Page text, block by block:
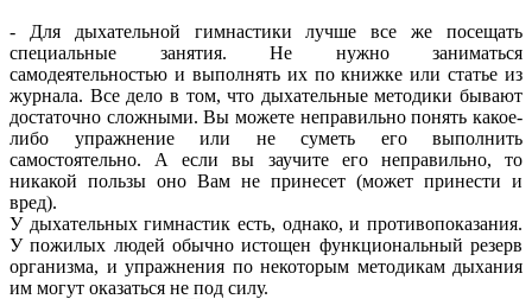
- Для дыхательной гимнастики лучше все же посещать
специальные занятия. Не нужно заниматься
самодеятельностью и выполнять их по книжке или статье из
журнала. Все дело в том, что дыхательные методики бывают
достаточно сложными. Вы можете неправильно понять какое-
либо упражнение или не суметь его выполнить
самостоятельно. А если вы заучите его неправильно, то
никакой пользы оно Вам не принесет (может принести и
вред).
У дыхательных гимнастик есть, однако, и противопоказания.
У пожилых людей обычно истощен функциональный резерв
организма, и упражнения по некоторым методикам дыхания
им могут оказаться не под силу.